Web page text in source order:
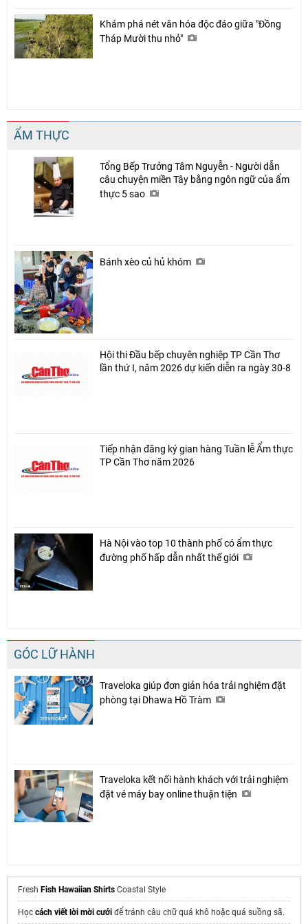
Khám phá nét văn hóa độc đáo giữa "Đồng
Tháp Mười thu nhỏ"
ẨM THỰC
Tổng Bếp Trưởng Tâm Nguyễn - Người dẫn
câu chuyện miền Tây bằng ngôn ngữ của ẩm
thực 5 sao
Bánh xèo củ hủ khóm
Hội thi Đầu bếp chuyên nghiệp TP Cần Thơ
lần thứ I, năm 2026 dự kiến diễn ra ngày 30-8
Tiếp nhận đăng ký gian hàng Tuần lễ Ẩm thực
TP Cần Thơ năm 2026
Hà Nội vào top 10 thành phố có ẩm thực
đường phố hấp dẫn nhất thế giới
GÓC LỮ HÀNH
Traveloka giúp đơn giản hóa trải nghiệm đặt
phòng tại Dhawa Hồ Tràm
Traveloka kết nối hành khách với trải nghiệm
đặt vé máy bay online thuận tiện
Fresh Fish Hawaiian Shirts Coastal Style
Học cách viết lời mời cưới để tránh câu chữ quá khô hoặc quá suồng sã.